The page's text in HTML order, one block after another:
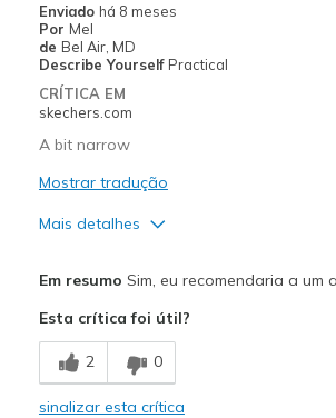
Enviado há 8 meses
Por Mel
de Bel Air, MD
Describe Yourself Practical
CRÍTICA EM
skechers.com
A bit narrow
Mostrar tradução
Mais detalhes
Width
Sizing
View On Shoes
Shoes are for Wearing
Em resumo Sim, eu recomendaria a um
Esta crítica foi útil?
2 0
sinalizar esta crítica